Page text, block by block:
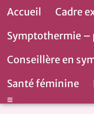
Aller
contenu
Accueil
Cadre
Symptothermie –
Conseillère en
Santé féminine
Hamburger Toggle